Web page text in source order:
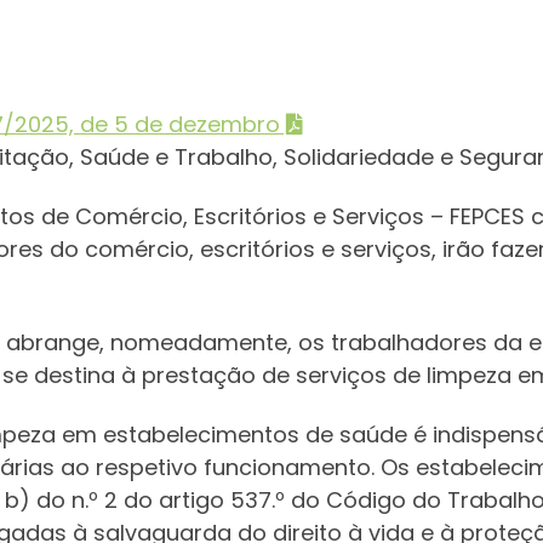
2025, de 5 de dezembro
Saúde e Trabalho, Solidariedade e
de Comércio, Escritórios e Serviços –
do comércio, escritórios e serviços, irão
nomeadamente, os trabalhadores da
se destina à prestação de serviços de limpeza
em estabelecimentos de saúde é
ao respetivo funcionamento. Os
do n.º 2 do artigo 537.º do Código do
à salvaguarda do direito à vida e à